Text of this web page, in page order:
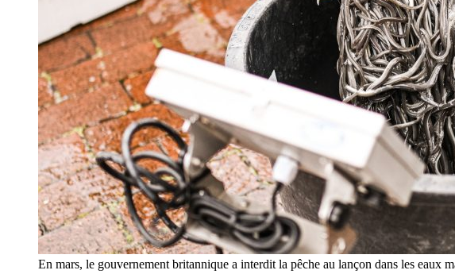
En mars, le gouvernement britannique a interdit la pêche au lançon dans les eaux